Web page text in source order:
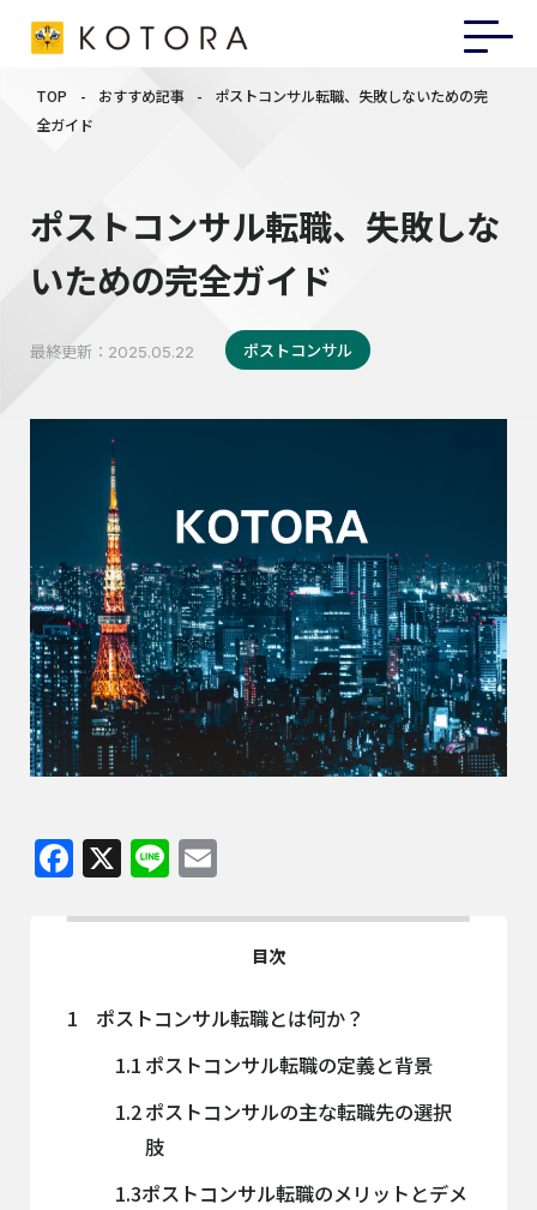
TOP - おすすめ記事 -
ポストコンサル転職、失敗しないための完
全ガイド
ポストコンサル転職、失敗しな
いための完全ガイド
最終更新： 2025.05.22 ポストコンサル
Facebook
X Line
目次
1
ポストコンサル転職とは何か？
1.1 ポストコンサル転職の定義と背景
1.2ポストコンサルの主な転職先の選択
肢
1.3ポストコンサル転職のメリットとデメ